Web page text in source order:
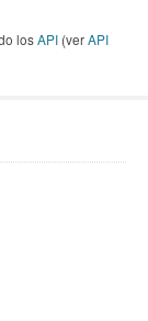
losAPI (verAPI